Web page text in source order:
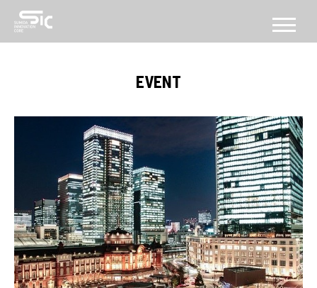
CONCEPT
コンセプト
ABOUT
SICについて
FACILITY
施設
SERVICE
PROGRAM
EVENT